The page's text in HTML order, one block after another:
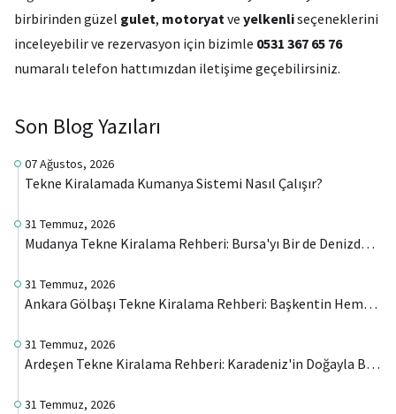
birbirinden güzel gulet, motoryatve yelkenliseçeneklerini
inceleyebilir ve rezervasyon için bizimle 0531 367 65 76
numaralı telefon hattımızdan iletişime geçebilirsiniz.
Son Blog Yazıları
07 Ağustos, 2026
Tekne Kiralamada Kumanya Sistemi Nasıl Çalışır?
31 Temmuz, 2026
Mudanya Tekne Kiralama Rehberi: Bursa'yı Bir de Denizden Keşfedin
31 Temmuz, 2026
Ankara Gölbaşı Tekne Kiralama Rehberi: Başkentin Hemen Yanında Farklı Bir Deneyim
31 Temmuz, 2026
Ardeşen Tekne Kiralama Rehberi: Karadeniz'in Doğayla Buluştuğu Noktayı Denizden Keşfedin
31 Temmuz, 2026